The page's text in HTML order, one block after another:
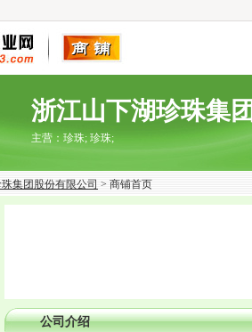
浙江山下湖珍珠集
主营： 珍珠; 珍珠;
集团股份有限公司 > 商铺首页
公司介绍